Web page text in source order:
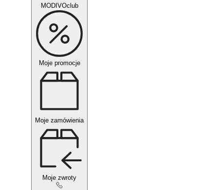
MODIVOclub
Moje promocje
Moje zamówienia
Moje zwroty